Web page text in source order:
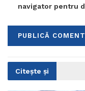
navigator pentru
Citește și